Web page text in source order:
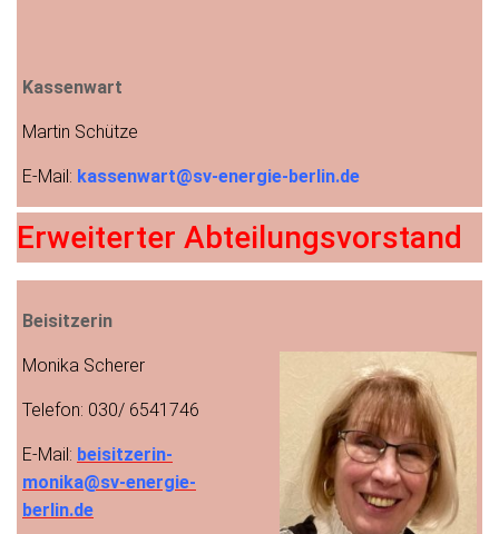
Kassenwart
Martin Schütze
E-Mail: kassenwart@sv-energie-berlin.de
Erweiterter Abteilungsvorstand
Beisitzerin
Monika Scherer
Telefon: 030/ 6541746
E-Mail: beisitzerin-
monika@sv-energie-
berlin.de